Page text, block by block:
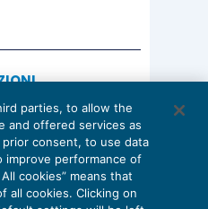
dello Studio:
futuro della
parties, to allow the
and offered services as
consent, to use data
improve performance of
cookies” means that
all cookies. Clicking on